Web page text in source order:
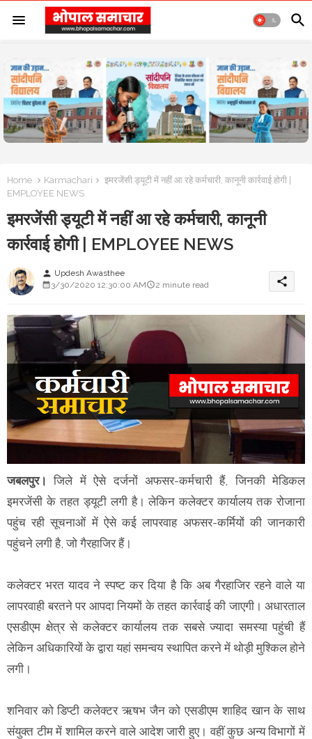
Home Karmachari
इमरजेंसी ड्यूटी में नहीं आ रहे कर्मचारी, कानूनी कार्रवाई होगी |
EMPLOYEE NEWS
इमरजेंसी ड्यूटी में नहीं आ रहे कर्मचारी, कानूनी
कार्रवाई होगी | EMPLOYEE NEWS
person Updesh Awasthee
3/30/2020 12:30:00 AM
2 minute read share
जबलपुर। जिले में ऐसे दर्जनों अफसर-कर्मचारी हैं, जिनकी मेडिकल
इमरजेंसी के तहत ड्यूटी लगी है। लेकिन कलेक्टर कार्यालय तक रोजाना
पहुंच रही सूचनाओं में ऐसे कई लापरवाह अफसर-कर्मियों की जानकारी
पहुंचने लगी है, जो गैरहाजिर हैं।
कलेक्टर भरत यादव ने स्पष्ट कर दिया है कि अब गैरहाजिर रहने वाले या
लापरवाही बरतने पर आपदा नियमों के तहत कार्रवाई की जाएगी। अधारताल
एसडीएम क्षेत्र से कलेक्टर कार्यालय तक सबसे ज्यादा समस्या पहुंची हैं
लेकिन अधिकारियों के द्वारा यहां समन्वय स्थापित करने में थोड़ी मुश्किल होने
लगी।
शनिवार को डिप्टी कलेक्टर ऋषभ जैन को एसडीएम शाहिद खान के साथ
संयुक्त टीम में शामिल करने वाले आदेश जारी हुए। वहीं कुछ अन्य विभागों में